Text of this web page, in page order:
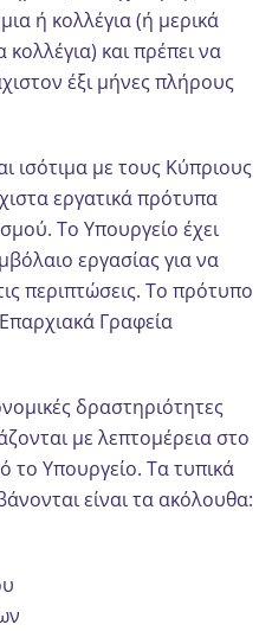
ή κολλέγια (ή μερικά
και πρέπει να
έξι μήνες πλήρους
ισότιμα με τους Κύπριους
εργατικά πρότυπα
Το Υπουργείο έχει
εργασίας για να
περιπτώσεις. Το πρότυπο
Γραφεία
δραστηριότητες
με λεπτομέρεια στο
το Υπουργείο. Τα τυπικά
είναι τα ακόλουθα: